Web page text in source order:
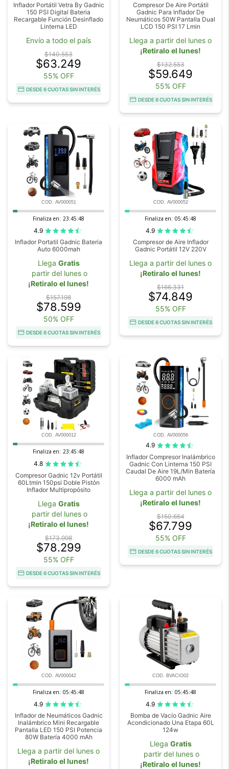
Inflador Portátil Vetra By Gadnic
150 PSI Digital Bateria
Recargable Función Desinflado
Linterna LED
Envío a todo el país
$140.553
$63.249
55% OFF
DESDE 6 CUOTAS SIN INTERÉS
Compresor De Aire Portátil
Gadnic Para Inflador De
Neumáticos 50W Pantalla Dual
LCD 150 PSI 17 Lmin
Llega a partir del lunes o
¡Retiralo el lunes!
$132.553
$59.649
55% OFF
DESDE 6 CUOTAS SIN INTERÉS
COD. AV000051
Finaliza en: 23:45:47
4.9
Inflador Portatil Gadnic Bateria
Auto 6000mah
Llega Gratis
partir del lunes o
¡Retiralo el lunes!
$157.198
$78.599
50% OFF
DESDE 6 CUOTAS SIN INTERÉS
COD. AV000052
Finaliza en: 05:45:47
4.9
Compresor de Aire Inflador
Gadnic Portátil 12V 220V
Llega a partir del lunes o
¡Retiralo el lunes!
$166.331
$74.849
55% OFF
DESDE 6 CUOTAS SIN INTERÉS
COD. AV000012
Finaliza en: 23:45:47
4.8
Compresor Gadnic 12v Portátil
60Ltmin 150psi Doble Pistón
Inflador Multipropósito
Llega Gratis
partir del lunes o
¡Retiralo el lunes!
$173.998
$78.299
55% OFF
DESDE 6 CUOTAS SIN INTERÉS
COD. AV000056
4.9
Inflador Compresor Inalámbrico
Gadnic Con Linterna 150 PSI
Caudal De Aire 19L/Min Batería
6000 mAh
Llega a partir del lunes o
¡Retiralo el lunes!
$150.664
$67.799
55% OFF
DESDE 6 CUOTAS SIN INTERÉS
COD. AV000042
Finaliza en: 05:45:47
4.9
Inflador de Neumáticos Gadnic
Inalámbrico Mini Recargable
Pantalla LED 150 PSI Potencia
80W Batería 4000 mAh
Llega a partir del lunes o
¡Retiralo el lunes!
COD. BVACIO02
Finaliza en: 05:45:47
4.9
Bomba de Vacío Gadnic Aire
Acondicionado Una Etapa 60L
124w
Llega Gratis
partir del lunes o
¡Retiralo el lunes!